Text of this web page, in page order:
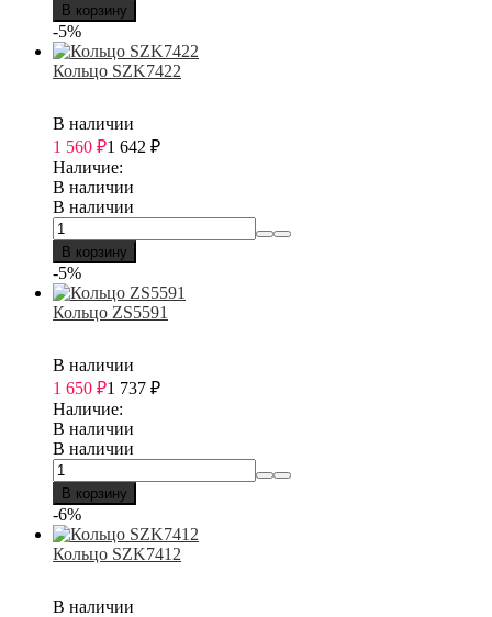
В корзину
-5%
Кольцо SZK7422
В наличии
1 560 ₽1 642 ₽
Наличие:
В наличии
В наличии
В корзину
-5%
Кольцо ZS5591
В наличии
1 650 ₽1 737 ₽
Наличие:
В наличии
В наличии
В корзину
-6%
Кольцо SZK7412
В наличии